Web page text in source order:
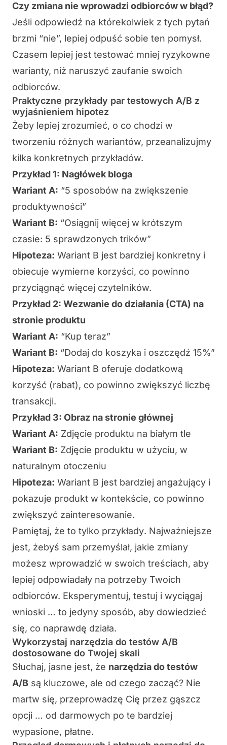
Czy zmiana nie wprowadzi odbiorców w błąd?
Jeśli odpowiedź na którekolwiek z tych pytań
brzmi “nie”, lepiej odpuść sobie ten pomysł.
Czasem lepiej jest testować mniej ryzykowne
warianty, niż naruszyć zaufanie swoich
odbiorców.
Praktyczne przykłady par testowych A/B z
wyjaśnieniem hipotez
Żeby lepiej zrozumieć, o co chodzi w
tworzeniu różnych wariantów, przeanalizujmy
kilka konkretnych przykładów.
Przykład 1: Nagłówek bloga
Wariant A: “5 sposobów na zwiększenie
produktywności”
Wariant B: “Osiągnij więcej w krótszym
czasie: 5 sprawdzonych trików”
Hipoteza: Wariant B jest bardziej konkretny i
obiecuje wymierne korzyści, co powinno
przyciągnąć więcej czytelników.
Przykład 2: Wezwanie do działania (CTA) na
stronie produktu
Wariant A: “Kup teraz”
Wariant B: “Dodaj do koszyka i oszczędź 15%”
Hipoteza: Wariant B oferuje dodatkową
korzyść (rabat), co powinno zwiększyć liczbę
transakcji.
Przykład 3: Obraz na stronie głównej
Wariant A: Zdjęcie produktu na białym tle
Wariant B: Zdjęcie produktu w użyciu, w
naturalnym otoczeniu
Hipoteza: Wariant B jest bardziej angażujący i
pokazuje produkt w kontekście, co powinno
zwiększyć zainteresowanie.
Pamiętaj, że to tylko przykłady. Najważniejsze
jest, żebyś sam przemyślał, jakie zmiany
możesz wprowadzić w swoich treściach, aby
lepiej odpowiadały na potrzeby Twoich
odbiorców. Eksperymentuj, testuj i wyciągaj
wnioski … to jedyny sposób, aby dowiedzieć
się, co naprawdę działa.
Wykorzystaj narzędzia do testów A/B
dostosowane do Twojej skali
Słuchaj, jasne jest, że narzędzia do testów
A/B są kluczowe, ale od czego zacząć? Nie
martw się, przeprowadzę Cię przez gąszcz
opcji … od darmowych po te bardziej
wypasione, płatne.